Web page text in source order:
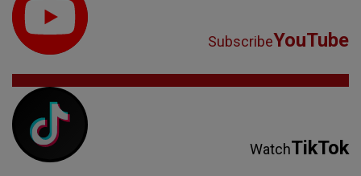
SubscribeYouTube
WatchTikTok